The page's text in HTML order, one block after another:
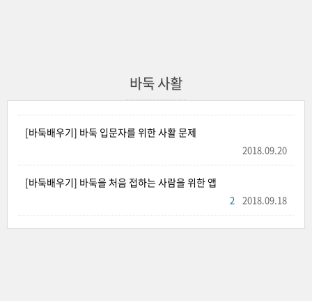
바둑 사활
[바둑배우기] 바둑 입문자를 위한 사활 문제
2018.09.20
[바둑배우기] 바둑을 처음 접하는 사람을 위한 앱
2018.09.18
2